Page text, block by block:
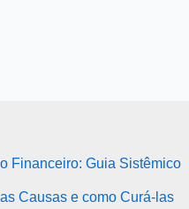
Financeiro: Guia Sistêmico
Causas e como Curá-las